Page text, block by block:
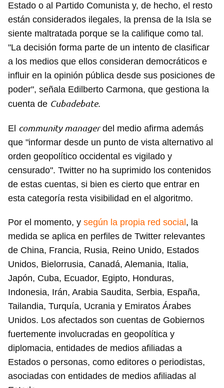
Estado o al Partido Comunista y, de hecho, el resto
están considerados ilegales, la prensa de la Isla se
siente maltratada porque se la califique como tal.
"La decisión forma parte de un intento de clasificar
a los medios que ellos consideran democráticos e
influir en la opinión pública desde sus posiciones de
poder", señala Edilberto Carmona, que gestiona la
cuenta de Cubadebate.
El community managerdel medio afirma además
que "informar desde un punto de vista alternativo al
orden geopolítico occidental es vigilado y
censurado". Twitter no ha suprimido los contenidos
de estas cuentas, si bien es cierto que entrar en
esta categoría resta visibilidad en el algoritmo.
Por el momento, y según la propia red social , la
medida se aplica en perfiles de Twitter relevantes
de China, Francia, Rusia, Reino Unido, Estados
Unidos, Bielorrusia, Canadá, Alemania, Italia,
Japón, Cuba, Ecuador, Egipto, Honduras,
Indonesia, Irán, Arabia Saudita, Serbia, España,
Tailandia, Turquía, Ucrania y Emiratos Árabes
Unidos. Los afectados son cuentas de Gobiernos
fuertemente involucradas en geopolítica y
diplomacia, entidades de medios afiliadas a
Estados o personas, como editores o periodistas,
asociadas con entidades de medios afiliadas al